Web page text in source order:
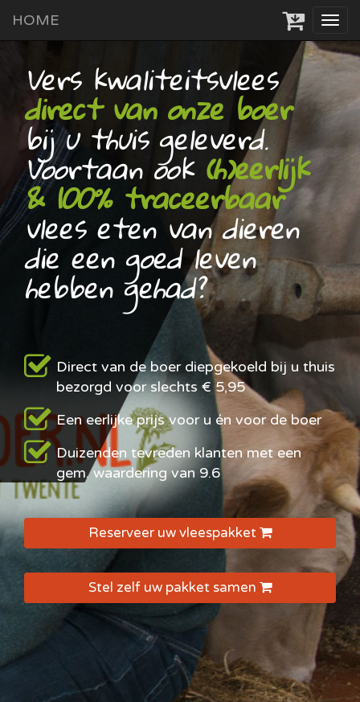
HOME
Vers kwaliteitsvlees
direct van onze boer
bij u thuis geleverd.
Voortaan ook(h)eerlijk
& 100% traceerbaar
vlees eten van dieren
die een goed leven
hebben gehad?
Direct van de boer diepgekoeld bij u thuis
bezorgd voor slechts € 5,95
Een eerlijke prijs voor u én voor de boer
Duizenden tevreden klanten met een
gem. waardering van 9.6
Reserveer uw vleespakket
Stel zelf uw pakket samen